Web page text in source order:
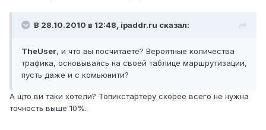
В 28.10.2010 в 12:48, ipaddr.ru сказал:
TheUser, и что вы посчитаете? Вероятные количества
трафика, основываясь на своей таблице маршрутизации,
пусть даже и с комьюнити?
А щто ви таки хотели? Топикстартеру скорее всего не нужна
точность выше 10%.